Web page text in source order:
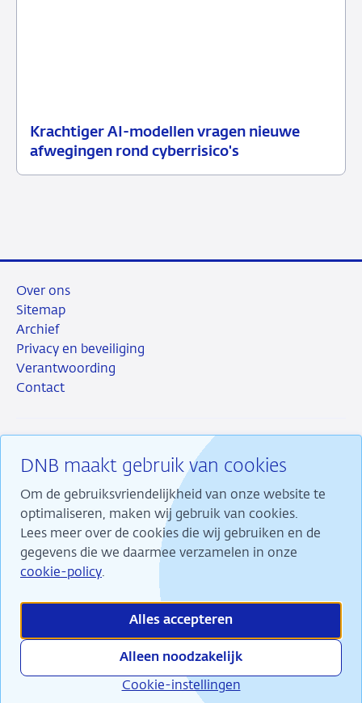
Krachtiger AI-modellen vragen nieuwe
afwegingen rond cyberrisico's
10
Nieuwsbericht
DNB maakt gebruik van cookies
Om de gebruiksvriendelijkheid van onze website te
optimaliseren, maken wij gebruik van cookies.
Lees meer over de cookies die wij gebruiken en de
gegevens die we daarmee verzamelen in onze
cookie-policy.
Alles accepteren
Alleen noodzakelijk
Cookie-instellingen
Over ons
Sitemap
Archief
Privacy en beveiliging
Verantwoording
Contact
RSS InstagramLinkedin
X
Wij maken ons sterk voor financiële stabiliteit en
dragen daarmee bij aan duurzame welvaart in